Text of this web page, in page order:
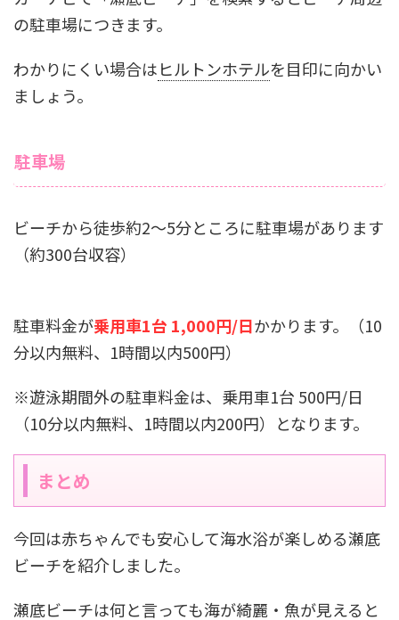
の駐車場につきます。
わかりにくい場合はヒルトンホテルを目印に向かい
ましょう。
駐車場
ビーチから徒歩約2～5分ところに駐車場があります
（約300台収容）
駐車料金が乗用車1台 1,000円/日かかります。（10
分以内無料、1時間以内500円）
※遊泳期間外の駐車料金は、乗用車1台 500円/日
（10分以内無料、1時間以内200円）となります。
まとめ
今回は赤ちゃんでも安心して海水浴が楽しめる瀬底
ビーチを紹介しました。
瀬底ビーチは何と言っても海が綺麗・魚が見えると